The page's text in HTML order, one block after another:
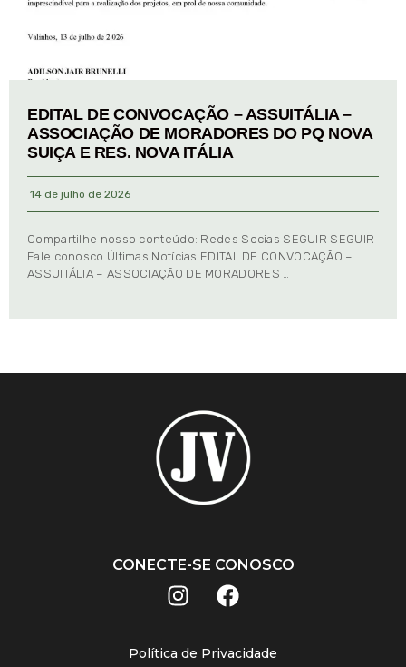
EDITAL DE CONVOCAÇÃO – ASSUITÁLIA –
ASSOCIAÇÃO DE MORADORES DO PQ NOVA
SUIÇA E RES. NOVA ITÁLIA
14 de julho de 2026
Compartilhe nosso conteúdo: Redes Socias SEGUIR SEGUIR
Fale conosco Últimas Notícias EDITAL DE CONVOCAÇÃO –
ASSUITÁLIA – ASSOCIAÇÃO DE MORADORES …
CONECTE-SE CONOSCO
Política de Privacidade